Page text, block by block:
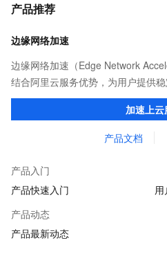
产品推荐
边缘网络加速
边缘网络加速（Edge Network
结合阿里云服务优势，为用户提供
传输，解决客户不同站点的连接、
加速上
产品文档
产品入门
产品快速入门
产品动态
产品最新动态